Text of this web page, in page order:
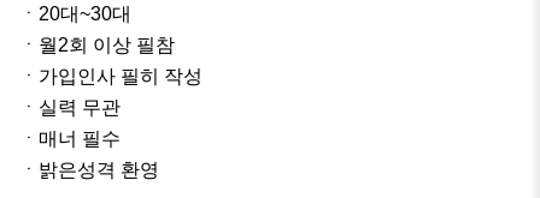
ㆍ20대~30대
ㆍ월2회 이상 필참
ㆍ가입인사 필히 작성
ㆍ실력 무관
ㆍ매너 필수
ㆍ밝은성격 환영